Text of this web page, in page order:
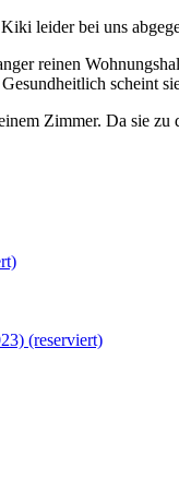
leider bei uns
reinen
scheint
Zimmer. Da sie
(reserviert)